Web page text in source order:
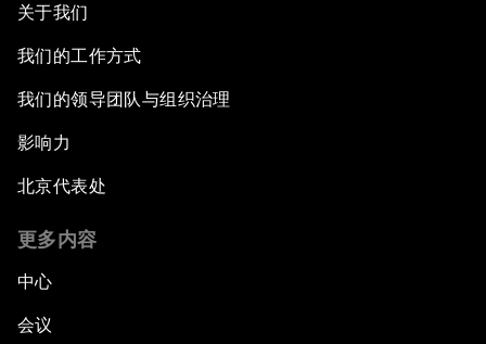
关于我们
我们的工作方式
我们的领导团队与组织治理
影响力
北京代表处
更多内容
中心
会议